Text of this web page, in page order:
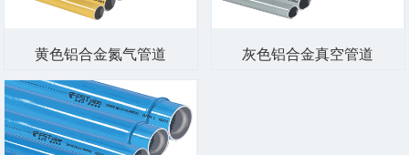
黄色铝合金氮气管道 灰色铝合金真空管道